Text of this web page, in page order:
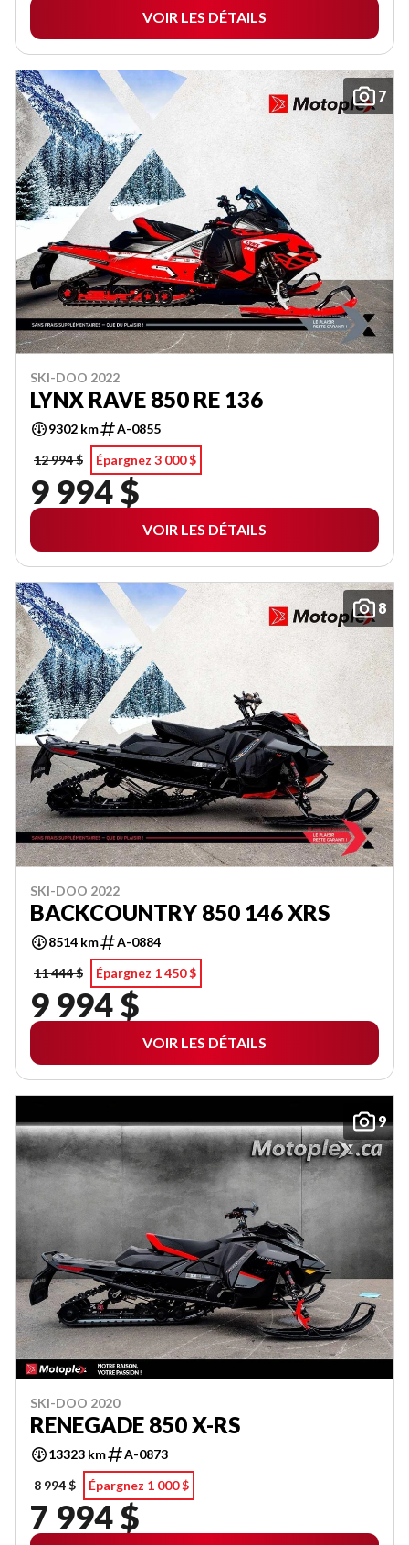
VOIR LES DÉTAILS
7
SKI-DOO 2022
LYNX RAVE 850 RE 136
9302 km
A-0855
12 994 $
Épargnez 3 000 $
9 994 $
VOIR LES DÉTAILS
8
SKI-DOO 2022
BACKCOUNTRY 850 146 XRS
8514 km
A-0884
11 444 $
Épargnez 1 450 $
9 994 $
VOIR LES DÉTAILS
9
SKI-DOO 2020
RENEGADE 850 X-RS
13323 km
A-0873
8 994 $
Épargnez 1 000 $
7 994 $